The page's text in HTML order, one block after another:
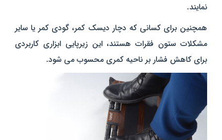
نمایند.
همچنین برای کسانی که دچار دیسک کمر، گودی کمر یا سایر
مشکلات ستون فقرات هستند، این زیرپایی ابزاری کاربردی
برای کاهش فشار بر ناحیه کمری محسوب می‌ شود.